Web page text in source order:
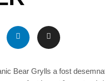
Bear Grylls a fost